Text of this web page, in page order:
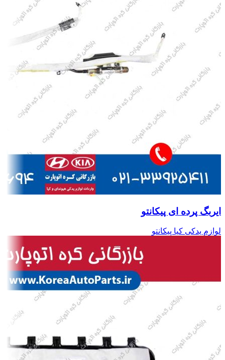
ایربگ پرده ای پیکانتو
لوازم یدکی کیا پیکانتو